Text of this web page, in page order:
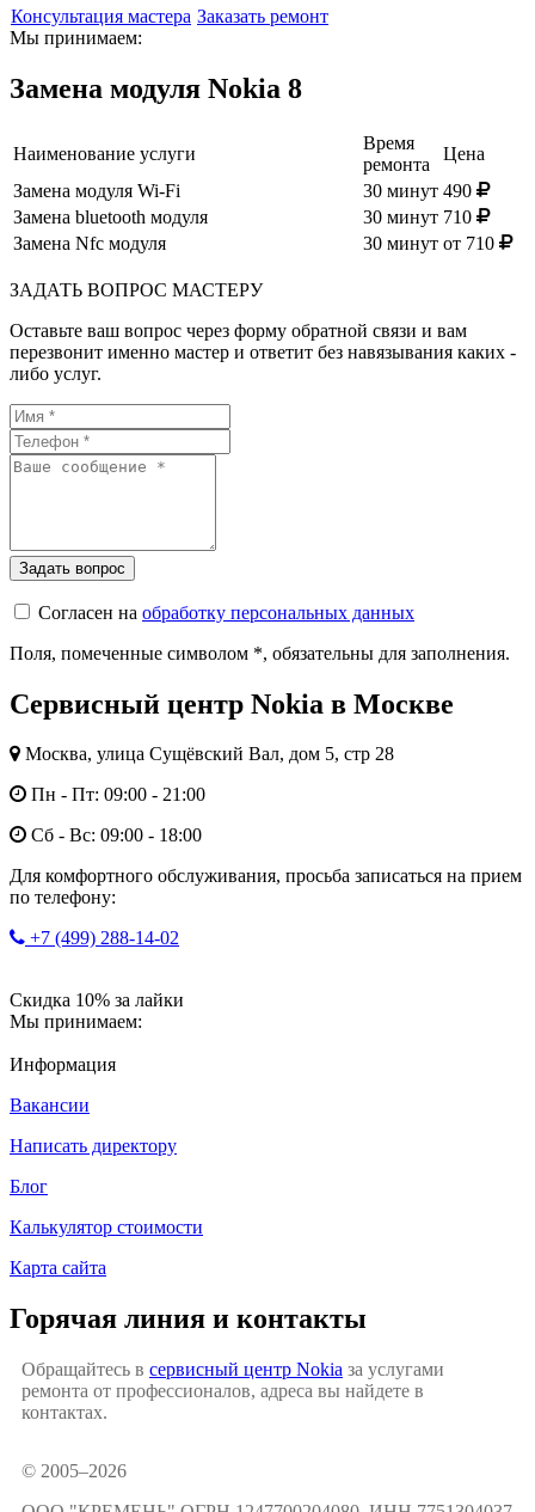
Консультация мастера Заказать ремонт
Мы принимаем:
Замена модуля Nokia 8
Наименование услуги
Время
ремонта
Цена
Замена модуля Wi-Fi
30 минут 490
Замена bluetooth модуля
30 минут 710
Замена Nfc модуля
30 минут от 710
ЗАДАТЬ ВОПРОС МАСТЕРУ
Оставьте ваш вопрос через форму обратной связи и вам
перезвонит именно мастер и ответит без навязывания каких -
либо услуг.
Согласен на обработку персональных данных
Поля, помеченные символом *, обязательны для заполнения.
Сервисный центр Nokia в Москве
Москва, улица Сущёвский Вал, дом 5, стр 28
Пн - Пт: 09:00 - 21:00
Сб - Вс: 09:00 - 18:00
Для комфортного обслуживания, просьба записаться на прием
по телефону:
+7 (499) 288-14-02
Скидка 10% за лайки
Мы принимаем:
Информация
Вакансии
Написать директору
Блог
Калькулятор стоимости
Карта сайта
Горячая линия и контакты
Обращайтесь в сервисный центр Nokia за услугами
ремонта от профессионалов, адреса вы найдете в
контактах.
© 2005–2026